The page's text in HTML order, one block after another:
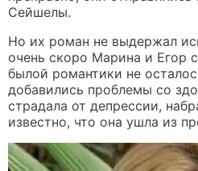
Сейшелы.
Но их роман не выдержал
очень скоро Марина и Егор
былой романтики не
добавились проблемы со
страдала от депрессии,
известно, что она ушла из